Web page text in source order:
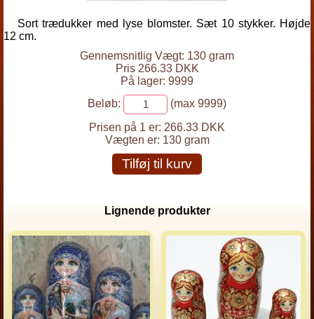
Sort trædukker med lyse blomster. Sæt 10 stykker. Højde
12 cm.
Gennemsnitlig Vægt: 130 gram
Pris 266.33 DKK
På lager: 9999
Beløb:
(max 9999)
Prisen på 1 er: 266.33 DKK
Vægten er: 130 gram
Tilføj til kurv
Lignende produkter